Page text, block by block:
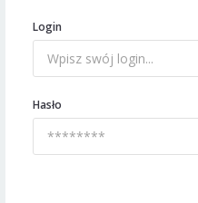
Login
Hasło